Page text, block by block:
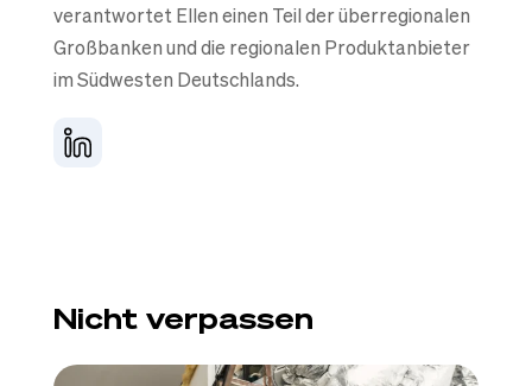
verantwortet Ellen einen Teil der überregionalen
Großbanken und die regionalen Produktanbieter
im Südwesten Deutschlands.
Nicht verpassen